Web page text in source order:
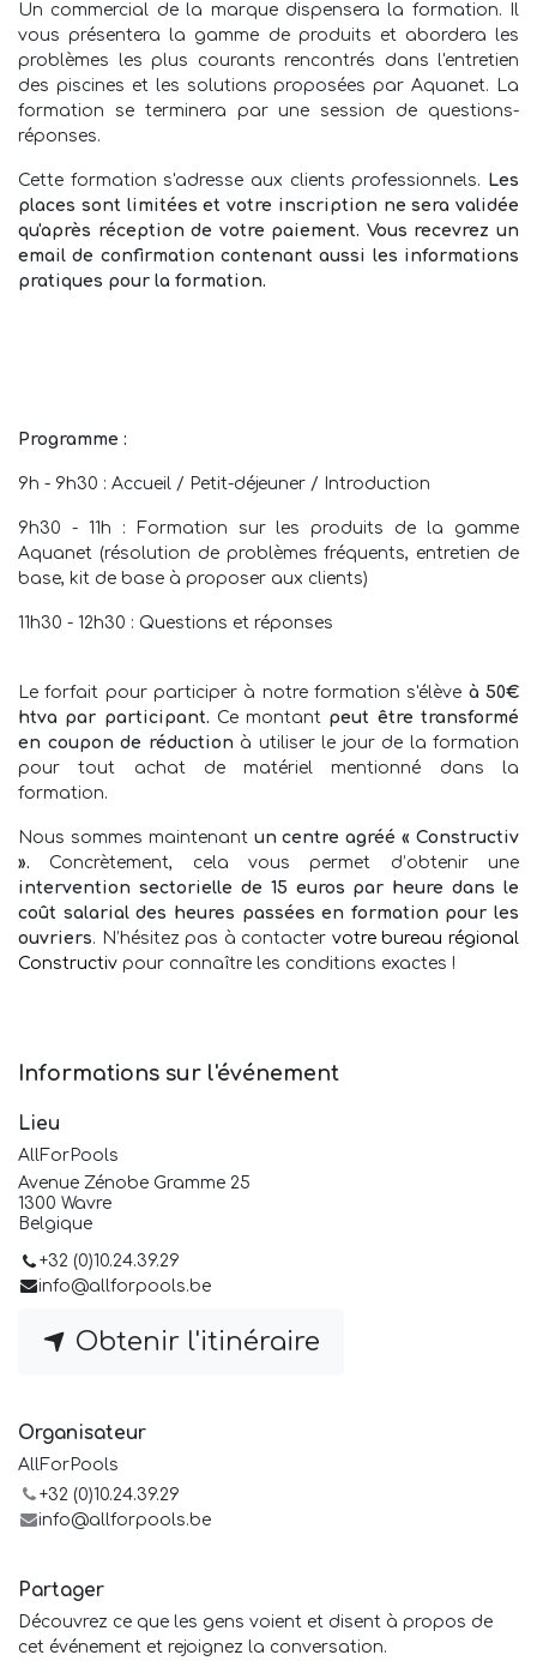
Un commercial de la marque dispensera la formation. Il
vous présentera la gamme de produits et abordera les
problèmes les plus courants rencontrés dans l'entretien
des piscines et les solutions proposées par Aquanet. La
formation se terminera par une session de questions-
réponses.
Cette formation s'adresse aux clients professionnels.
Les
places sont limitées et votre inscription ne sera validée
qu'après réception de votre paiement. Vous recevrez un
email de confirmation contenant aussi les informations
pratiques pour la formation.
Programme :
9h - 9h30 : Accueil / Petit-déjeuner / Introduction
9h30 - 11h : Formation sur les produits de la gamme
Aquanet (résolution de problèmes fréquents, entretien de
base, kit de base à proposer aux clients)
11h30 - 12h30 : Questions et réponses
Le forfait pour participer à notre formation s'élève à 50€
htva par participant. Ce montant peut être transformé
en coupon de réduction à utiliser le jour de la formation
pour tout achat de matériel mentionné dans la
formation.
Nous sommes maintenant un centre agréé « Constructiv
». Concrètement, cela vous permet d’obtenir une
intervention sectorielle de 15 euros par heure dans le
coût salarial des heures passées en formation pour les
ouvriers. N’hésitez pas à contacter votre bureau régional
Constructiv pour connaître les conditions exactes !
Informations sur l'événement
Lieu
AllForPools
Avenue Zénobe Gramme 25
1300 Wavre
Belgique
+32 (0)10.24.39.29
info@allforpools.be
Obtenir l'itinéraire
Organisateur
AllForPools
+32 (0)10.24.39.29
info@allforpools.be
Partager
Découvrez ce que les gens voient et disent à propos de
cet événement et rejoignez la conversation.